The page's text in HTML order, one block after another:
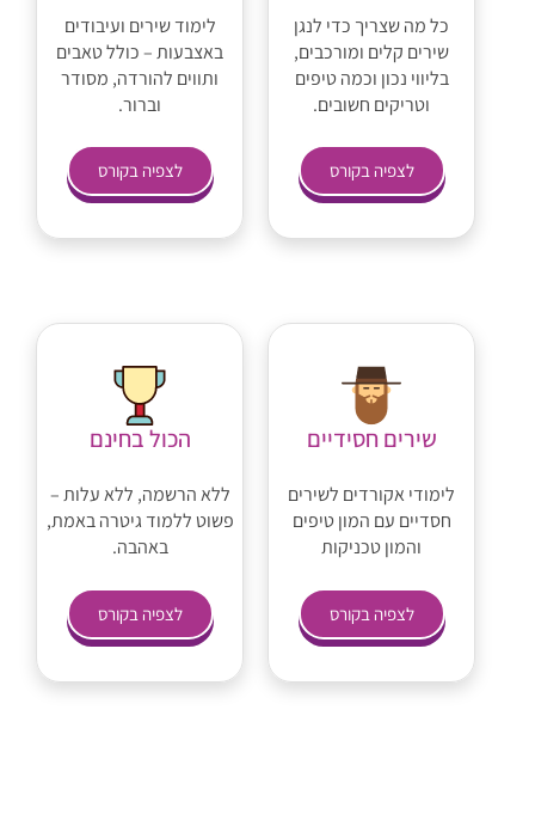
כל מה שצריך כדי לנגן
שירים קלים ומורכבים,
בליווי נכון וכמה טיפים
וטריקים חשובים.
לצפיה בקורס
לימוד שירים ועיבודים
באצבעות – כולל טאבים
ותווים להורדה, מסודר
וברור.
לצפיה בקורס
שירים חסידיים
לימודי אקורדים לשירים
חסדיים עם המון טיפים
והמון טכניקות
לצפיה בקורס
הכול בחינם
ללא הרשמה, ללא עלות –
פשוט ללמוד גיטרה באמת,
באהבה.
לצפיה בקורס